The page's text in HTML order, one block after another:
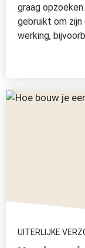
graag
gebruikt om
werking,
UITERLIJKE